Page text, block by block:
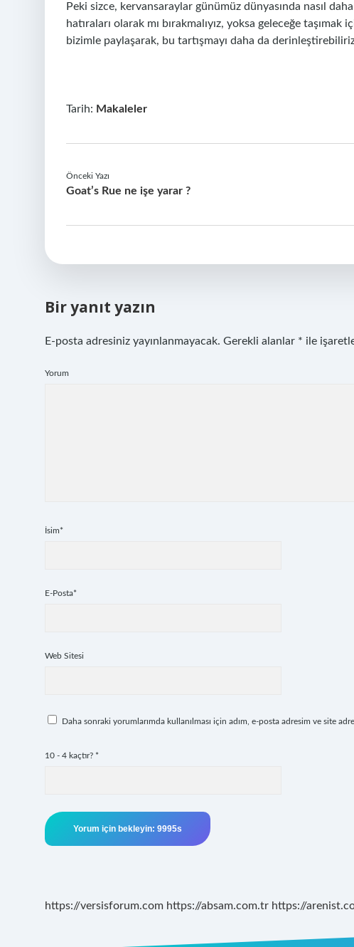
Peki sizce, kervansaraylar günümüz dünyasında nasıl
hatıraları olarak mı bırakmalıyız, yoksa geleceğe
bizimle paylaşarak, bu tartışmayı daha da
Tarih: Makaleler
Önceki Yazı
Goat’s Rue ne işe yarar ?
Bir yanıt yazın
E-posta adresiniz yayınlanmayacak. Gerekli alanlar * ile
Yorum
İsim*
E-Posta*
Web Sitesi
Daha sonraki yorumlarımda kullanılması için adım, e-posta adresim ve site
10 - 4 kaçtır? *
https://versisforum.com https://absam.com.tr https://